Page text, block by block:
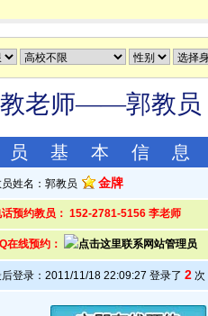
老师——郭教员
员 基 本 信 息
姓名：郭教员 金牌
话预约教员： 152-2781-5156 李老师
在线预约：
登录：2011/11/18 22:09:27 登录了 2次